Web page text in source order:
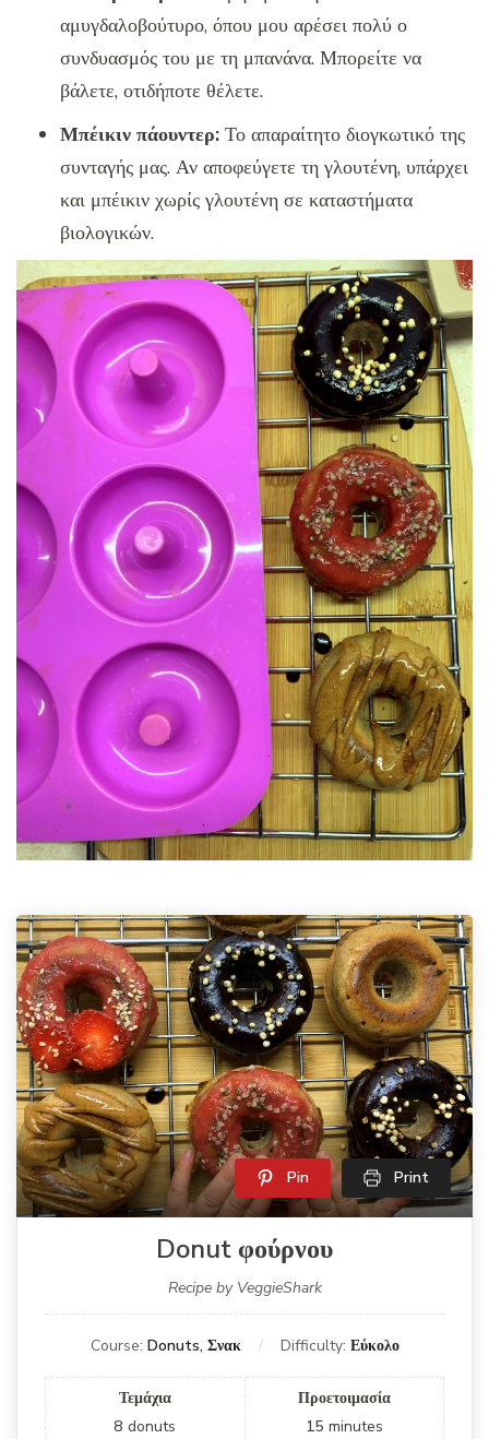
αμυγδαλοβούτυρο, όπου μου αρέσει πολύ ο
συνδυασμός του με τη μπανάνα. Μπορείτε να
βάλετε, οτιδήποτε θέλετε.
Μπέικιν πάουντερ: Το απαραίτητο διογκωτικό της
συνταγής μας. Αν αποφεύγετε τη γλουτένη, υπάρχει
και μπέικιν χωρίς γλουτένη σε καταστήματα
βιολογικών.
Pin Print
Donut φούρνου
Recipe by VeggieShark
Course: Donuts, Σνακ Difficulty: Εύκολο
Τεμάχια
8 donuts
Προετοιμασία
15 minutes